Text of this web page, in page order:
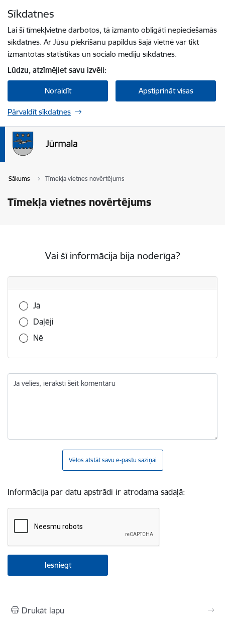
Sīkdatnes
Lai šī tīmekļvietne darbotos, tā izmanto obligāti nepieciešamās
sīkdatnes. Ar Jūsu piekrišanu papildus šajā vietnē var tikt
izmantotas statistikas un sociālo mediju sīkdatnes.
Lūdzu, atzīmējiet savu izvēli:
Noraidīt Apstiprināt visas
Pārvaldīt sīkdatnes
Sākums Tīmekļa vietnes novērtējums
Tīmekļa vietnes novērtējums
Vai šī informācija bija noderīga?
Vai šī informācija bija noderīga?
Jā
Daļēji
Nē
Ja vēlies, ieraksti šeit komentāru
Vēlos atstāt savu e-pastu saziņai
Informācija par datu apstrādi ir atrodama sadaļā:
Drukāt lapu